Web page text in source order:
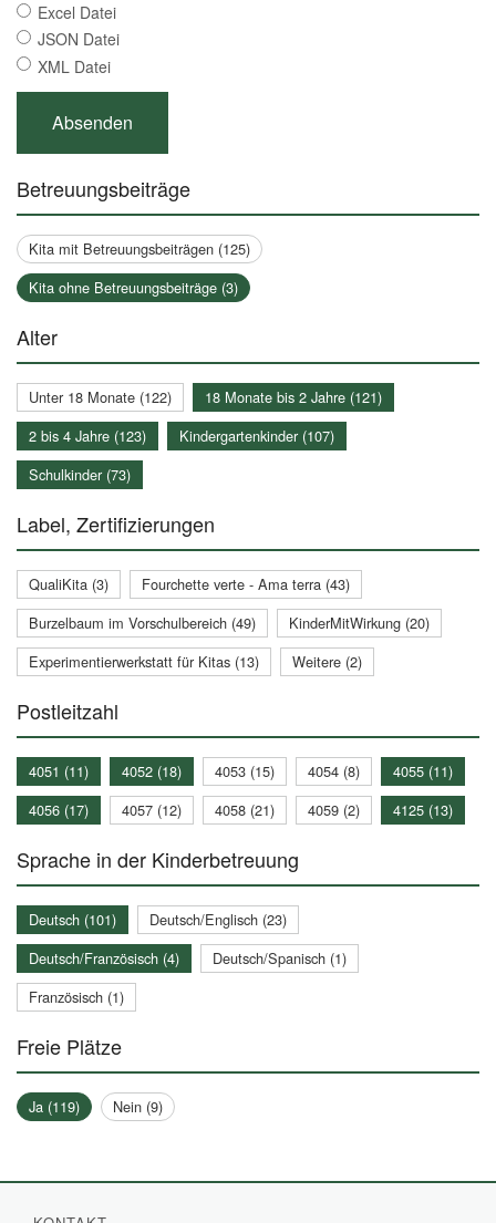
Excel Datei
JSON Datei
XML Datei
Betreuungsbeiträge
Kita mit Betreuungsbeiträgen (125)
Kita ohne Betreuungsbeiträge (3)
Alter
Unter 18 Monate (122)
18 Monate bis 2 Jahre (121)
2 bis 4 Jahre (123)
Kindergartenkinder (107)
Schulkinder (73)
Label, Zertifizierungen
QualiKita (3)
Fourchette verte - Ama terra (43)
Burzelbaum im Vorschulbereich (49)
KinderMitWirkung (20)
Experimentierwerkstatt für Kitas (13)
Weitere (2)
Postleitzahl
4051 (11) 4052 (18) 4053 (15) 4054 (8)
4055 (11)
4056 (17)
4057 (12) 4058 (21) 4059 (2) 4125 (13)
Sprache in der Kinderbetreuung
Deutsch (101)
Deutsch/Englisch (23)
Deutsch/Französisch (4)
Deutsch/Spanisch (1)
Französisch (1)
Freie Plätze
Ja (119) Nein (9)